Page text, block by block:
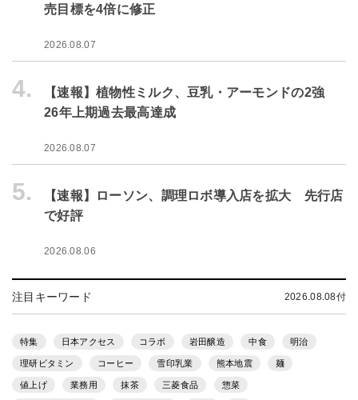
売目標を4倍に修正
2026.08.07
4.
【速報】植物性ミルク、豆乳・アーモンドの2強
26年上期過去最高達成
2026.08.07
5.
【速報】ローソン、調理ロボ導入店を拡大 先行店
で好評
2026.08.06
注目キーワード 2026.08.08付
特集 日本アクセス コラボ 岩田醸造 中食 明治
理研ビタミン コーヒー 雪印乳業 熊本地震 麺
値上げ 業務用 抹茶 三菱食品 惣菜